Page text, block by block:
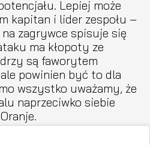
Lepiej może
kapitan i lider zespołu –
na zagrywce spisuje się
ma kłopoty ze
są faworytem
powinien być to dla
wszystko uważamy, że
naprzeciwko siebie